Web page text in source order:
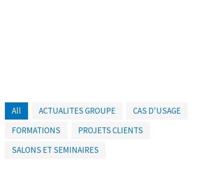
All ACTUALITES GROUPE
CAS D'USAGE
FORMATIONS
PROJETS CLIENTS
SALONS ET SEMINAIRES